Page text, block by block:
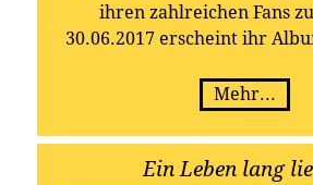
ihren zahlreichen Fans
30.06.2017 erscheint ihr
Mehr...
Ein Leben lang